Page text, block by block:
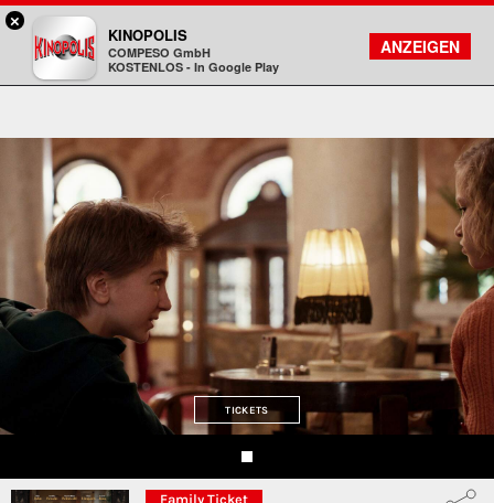
Kinopolis
FILMSUCHE
KONTO
TICKETS
Family Ticket
×
KINOPOLIS
COMPESO GmbH
KOSTENLOS - In Google Play
ANZEIGEN